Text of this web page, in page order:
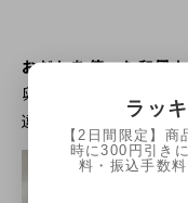
おだしを使った和風
卵やチーズは、おだ
違ったカルボナーラ
ラッ
【2日間限定】
時に300円引き
料・振込手数